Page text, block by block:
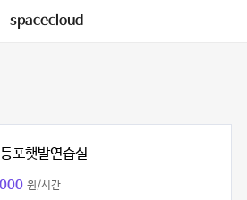
spacecloud
포햇발연습실
원/시간